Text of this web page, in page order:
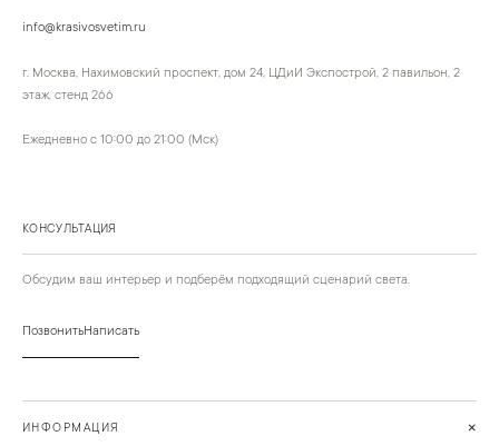
info@krasivosvetim.ru
г. Москва, Нахимовский проспект, дом 24, ЦДиИ Экспострой, 2 павильон, 2
этаж, стенд 266
Ежедневно с 10:00 до 21:00 (Мск)
КОНСУЛЬТАЦИЯ
Обсудим ваш интерьер и подберём подходящий сценарий света.
ПозвонитьНаписать
ИНФОРМАЦИЯ +